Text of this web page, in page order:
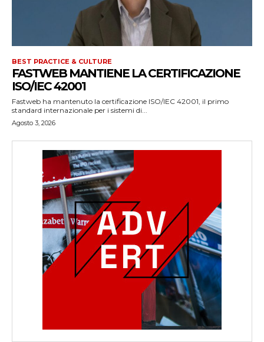
BEST PRACTICE & CULTURE
FASTWEB MANTIENE LA CERTIFICAZIONE
ISO/IEC 42001
Fastweb ha mantenuto la certificazione ISO/IEC 42001, il primo
standard internazionale per i sistemi di...
Agosto 3, 2026